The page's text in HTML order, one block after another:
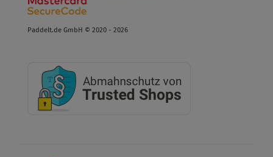
Paddelt.de GmbH © 2020 - 2026